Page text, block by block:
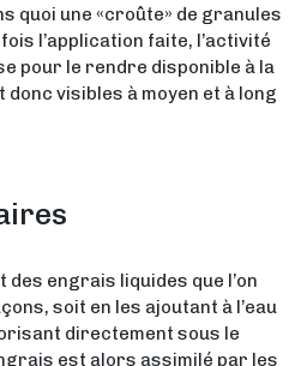
quoi une «croûte» de granules
l’application faite, l’activité
pour le rendre disponible à la
visibles à moyen et à long
engrais liquides que l’on
soit en les ajoutant à l’eau
directement sous le
est alors assimilé par les